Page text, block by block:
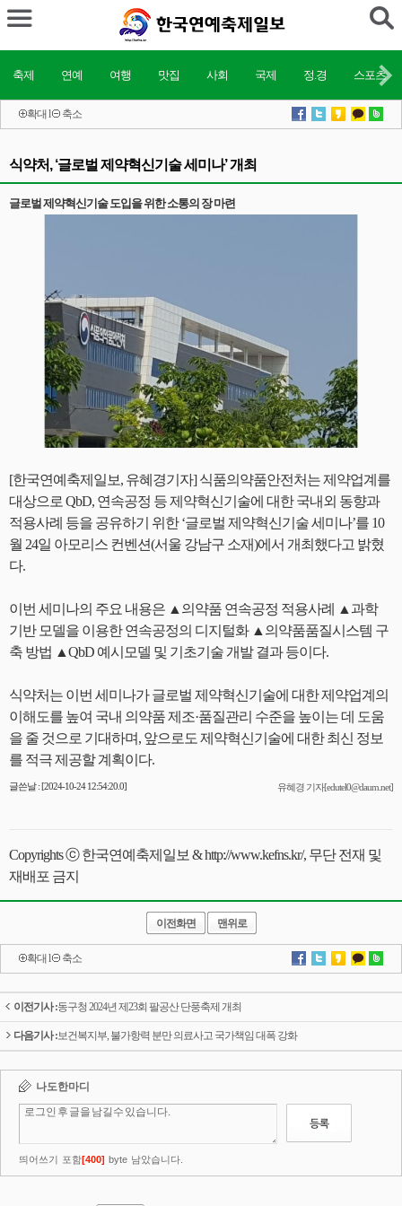
축제 연예 여행 맛집 사회 국제 정.경 스포츠
확대 l 축소
식약처, ‘글로벌 제약혁신기술 세미나’ 개최
글로벌 제약혁신기술 도입을 위한 소통의 장 마련
[한국연예축제일보, 유혜경기자] 식품의약품안전처는 제약업계를
대상으로 QbD, 연속공정 등 제약혁신기술에 대한 국내외 동향과
적용사례 등을 공유하기 위한 ‘글로벌 제약혁신기술 세미나’를 10
월 24일 아모리스 컨벤션(서울 강남구 소재)에서 개최했다고 밝혔
다.
이번 세미나의 주요 내용은 ▲의약품 연속공정 적용사례 ▲과학
기반 모델을 이용한 연속공정의 디지털화 ▲의약품품질시스템 구
축 방법 ▲QbD 예시모델 및 기초기술 개발 결과 등이다.
식약처는 이번 세미나가 글로벌 제약혁신기술에 대한 제약업계의
이해도를 높여 국내 의약품 제조·품질관리 수준을 높이는 데 도움
을 줄 것으로 기대하며, 앞으로도 제약혁신기술에 대한 최신 정보
를 적극 제공할 계획이다.
글쓴날 : [2024-10-24 12:54:20.0] 유혜경 기자[edutel0@daum.net]
Copyrights ⓒ 한국연예축제일보 & http://www.kefns.kr/, 무단 전재 및
재배포 금지
이전화면 맨위로
확대 l 축소
이전기사 :동구청 2024년 제23회 팔공산 단풍축제 개최
다음기사 :보건복지부, 불가항력 분만 의료사고 국가책임 대폭 강화